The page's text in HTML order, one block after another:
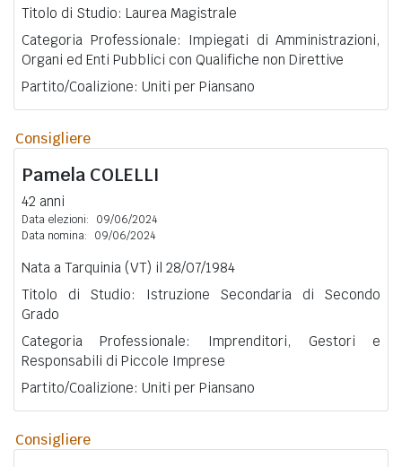
Titolo di Studio: Laurea Magistrale
Categoria Professionale: Impiegati di Amministrazioni,
Organi ed Enti Pubblici con Qualifiche non Direttive
Partito/Coalizione: Uniti per Piansano
Consigliere
Pamela COLELLI
42 anni
Data elezioni:
09/06/2024
Data nomina:
09/06/2024
Nata a Tarquinia (VT) il 28/07/1984
Titolo di Studio: Istruzione Secondaria di Secondo
Grado
Categoria Professionale: Imprenditori, Gestori e
Responsabili di Piccole Imprese
Partito/Coalizione: Uniti per Piansano
Consigliere